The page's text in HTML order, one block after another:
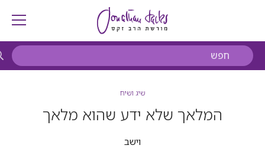
שיג ושיח
המלאך שלא ידע שהוא מלאך
וישב